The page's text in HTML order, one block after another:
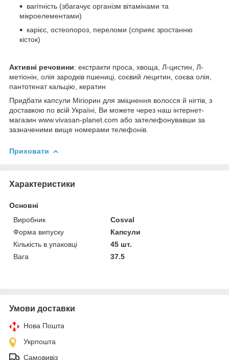
вагітність (збагачує організм вітамінами та
мікроелементами)
карієс, остеопороз, переломи (сприяє зростанню
кісток)
Активні речовини: екстракти проса, хвоща, Л-цистин, Л-
метіонін, олія зародків пшениці, соєвий лецитин, соєва олія,
пантотенат кальцію, кератин
Придбати капсули Мігіорин для зміцнення волосся й нігтів, з
доставкою по всій Україні, Ви можете через наш інтернет-
магазин www.vivasan-planet.com або зателефонувавши за
зазначеними вище номерами телефонів.
Приховати
Характеристики
Основні
Виробник
Cosval
Форма випуску
Капсули
Кількість в упаковці
45 шт.
Вага
37.5
Умови доставки
Нова Пошта
Укрпошта
Самовивіз